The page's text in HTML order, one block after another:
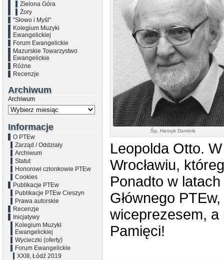
Zielona Góra
Żory
"Słowo i Myśl"
Kolegium Muzyki
Ewangelickiej
Forum Ewangelickie
Mazurskie Towarzystwo
Ewangelickie
Różne
Recenzje
Archiwum
Archiwum
Informacje
O PTEw
Zarząd / Oddziały
Archiwum
Statut
Honorowi członkowie PTEw
Cookies
Publikacje PTEw
Publikacje PTEw Cieszyn
Prawa autorskie
Recenzje
Inicjatywy
Kolegium Muzyki
Ewangelickiej
Wycieczki (oferty)
Forum Ewangelickie
XXIII, Łódź 2019
Śp. Henryk Dominik
Leopolda Otto. W
Wrocławiu,
Ponadto w latach
Głównego
wiceprezesem,
Pamięci!